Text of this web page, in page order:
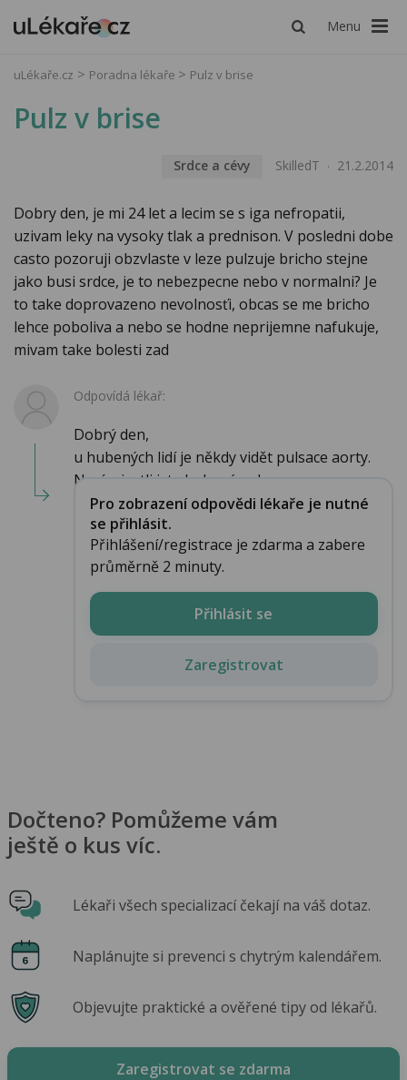
Menu
uLékaře.cz Poradna lékaře Pulz v brise
Pulz v brise
Srdce a cévy SkilledT 21.2.2014
Dobry den, je mi 24 let a lecim se s iga nefropatii,
uzivam leky na vysoky tlak a prednison. V posledni dobe
casto pozoruji obzvlaste v leze pulzuje bricho stejne
jako busi srdce, je to nebezpecne nebo v normalni? Je
to take doprovazeno nevolnosťi, obcas se me bricho
lehce poboliva a nebo se hodne neprijemne nafukuje,
mivam take bolesti zad
Odpovídá lékař:
Dobrý den,
u hubených lidí je někdy vidět pulsace aorty.
Nevím jestli jste hubený nebo ne. ...
Pro zobrazení odpovědi lékaře je nutné
se přihlásit.
Přihlášení/registrace je zdarma a zabere
průměrně 2 minuty.
Přihlásit se
Zaregistrovat
Dočteno? Pomůžeme vám
ještě o kus víc.
Lékaři všech specializací čekají na váš dotaz.
Naplánujte si prevenci s chytrým kalendářem.
Objevujte praktické a ověřené tipy od lékařů.
Zaregistrovat se zdarma